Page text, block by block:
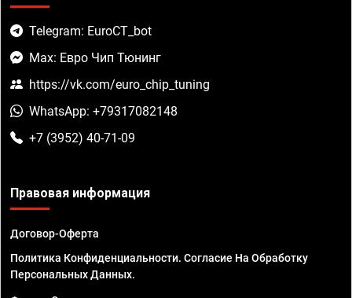
Telegram: EuroCT_bot
Max: Евро Чип Тюнинг
https://vk.com/euro_chip_tuning
WhatsApp: +79317082148
+7 (3952) 40-71-09
Правовая информация
Договор-Оферта
Политика Конфиденциальности. Согласие На Обработку
Персональных Данных.